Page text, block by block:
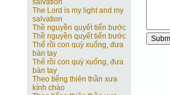
salvation
The Lord is my light and my
salvation
Thề nguyền quyết tiến bước
Thề nguyền quyết tiến bước
Thế rồi con quỳ xuống, đưa
bàn tay
Thế rồi con quỳ xuống, đưa
bàn tay
Theo tiếng thiên thần xưa
kính chào